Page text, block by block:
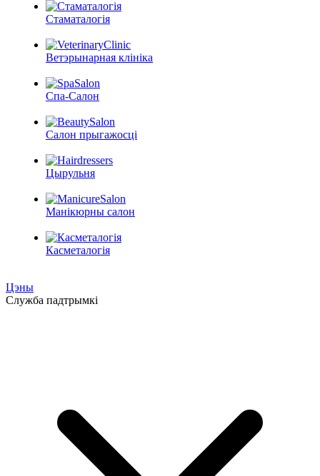
Стаматалогія
Ветэрынарная клініка
Спа-Салон
Салон прыгажосці
Цырульня
Манікюрны салон
Касметалогія
Цэны
Служба падтрымкі